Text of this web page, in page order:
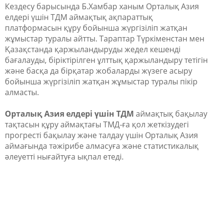
Кездесу барысында Б.Хамбар ханым Орталық Азия
елдері үшін ТДМ аймақтық ақпараттық
платформасын құру бойынша жүргізіліп жатқан
жұмыстар туралы айтты. Тараптар Түркіменстан мен
Қазақстанда қаржыландыруды жедел кешенді
бағалауды, біріктірілген ұлттық қаржыландыру тетігін
және басқа да бірқатар жобаларды жүзеге асыру
бойынша жүргізіліп жатқан жұмыстар туралы пікір
алмасты.
Орталық Азия елдері үшін ТДМ аймақтық бақылау
тақтасын құру аймақтағы ТМД-ға қол жеткізудегі
прогресті бақылау және талдау үшін Орталық Азия
аймағында тәжірибе алмасуға және статистикалық
әлеуетті нығайтуға ықпал етеді.